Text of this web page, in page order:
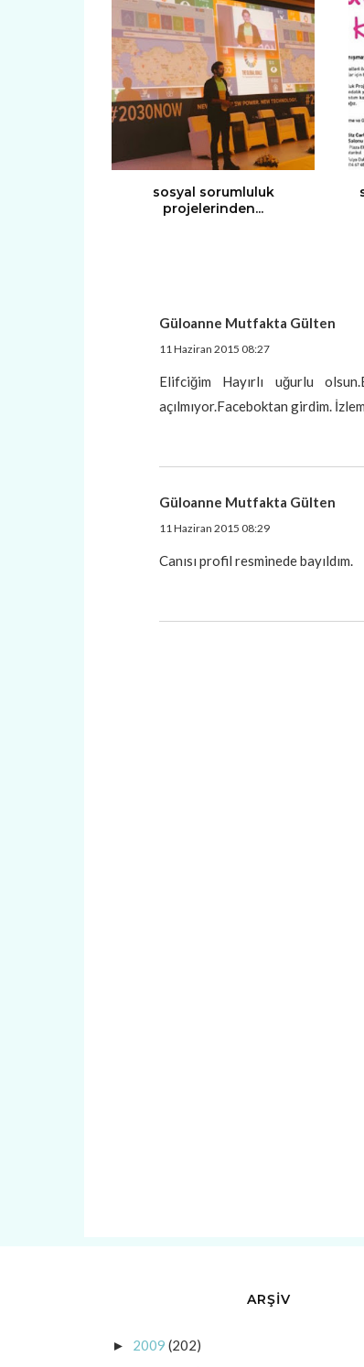
sosyal sorumluluk
projelerinden...
Güloanne Mutfakta Gülten
11 Haziran 2015 08:27
Elifciğim Hayırlı uğurlu
açılmıyor.Faceboktan girdim.
Güloanne Mutfakta Gülten
11 Haziran 2015 08:29
Canısı profil resminede bayıldım.
ARŞİV
► 2009 (202)